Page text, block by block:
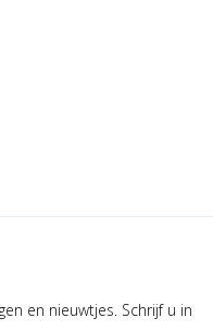
en nieuwtjes. Schrijf u in